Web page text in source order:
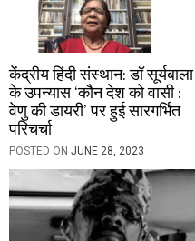
केंद्रीय हिंदी संस्‍थान: डॉ सूर्यबाला
के उपन्यास ‘कौन देश को वासी :
वेणु की डायरी’ पर हुई सारगर्भित
परिचर्चा
POSTED ON JUNE 28, 2023